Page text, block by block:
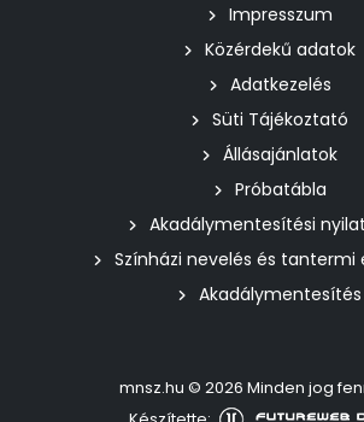
Impresszum
Közérdekű adatok
Adatkezelés
Süti Tájékoztató
Állásajánlatok
Próbatábla
Akadálymentesítési
Színházi nevelés és tantermi
Akadálymentesítés
mnsz.hu © 2026 Minden jog